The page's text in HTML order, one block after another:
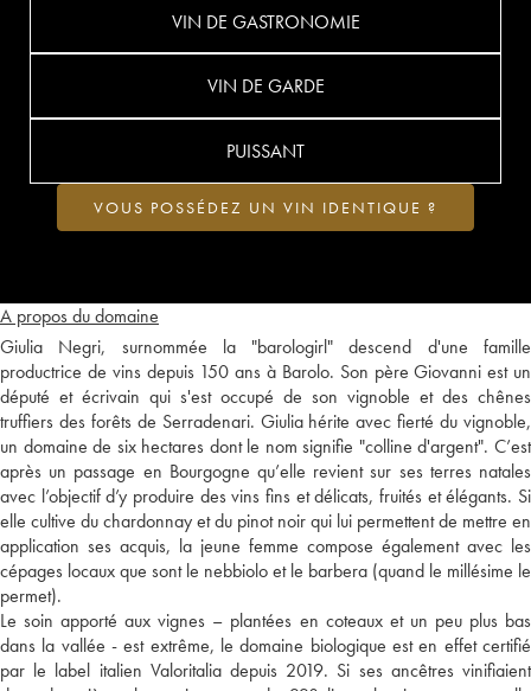
A propos du domaine
Giulia Negri, surnommée la "barologirl" descend d'une famille
productrice de vins depuis 150 ans à Barolo. Son père Giovanni est un
député et écrivain qui s'est occupé de son vignoble et des chênes
truffiers des forêts de Serradenari. Giulia hérite avec fierté du vignoble,
un domaine de six hectares dont le nom signifie "colline d'argent". C’est
après un passage en Bourgogne qu’elle revient sur ses terres natales
avec l’objectif d’y produire des vins fins et délicats, fruités et élégants. Si
elle cultive du chardonnay et du pinot noir qui lui permettent de mettre en
application ses acquis, la jeune femme compose également avec les
cépages locaux que sont le nebbiolo et le barbera (quand le millésime le
permet).
Le soin apporté aux vignes – plantées en coteaux et un peu plus bas
dans la vallée - est extrême, le domaine biologique est en effet certifié
par le label italien Valoritalia depuis 2019. Si ses ancêtres vinifiaient
VIN DE GASTRONOMIE
VIN DE GARDE
PUISSANT
VOUS POSSÉDEZ UN VIN IDENTIQUE ?